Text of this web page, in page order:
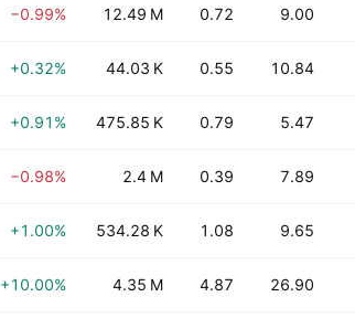
−0.99% 12.49 M 0.72 9.00
+0.32% 44.03 K 0.55 10.84
+0.91% 475.85 K 0.79 5.47
−0.98% 2.4 M 0.39 7.89
+1.00% 534.28 K 1.08 9.65
+10.00% 4.35 M 4.87 26.90